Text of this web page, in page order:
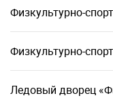
Физкультурно-
Физкультурно-
Ледовый дворец